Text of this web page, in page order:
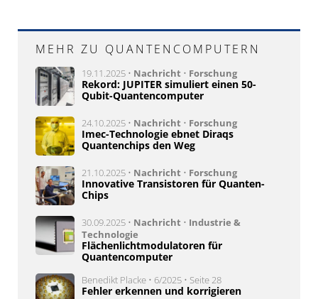
MEHR ZU QUANTENCOMPUTERN
19.11.2025 • Nachricht • Forschung
Rekord: JUPITER simuliert einen 50-
Qubit-Quantencomputer
24.10.2025 • Nachricht • Forschung
Imec-Technologie ebnet Diraqs
Quantenchips den Weg
21.10.2025 • Nachricht • Forschung
Innovative Transistoren für Quanten-
Chips
30.09.2025 • Nachricht • Industrie &
Technologie
Flächenlichtmodulatoren für
Quantencomputer
Benedikt Placke • 6/2025 • Seite 28
Fehler erkennen und korrigieren